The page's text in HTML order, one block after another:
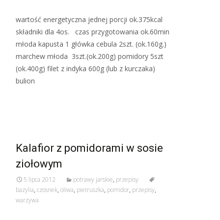
wartość energetyczna jednej porcji ok.375kcal
składniki dla 4os. czas przygotowania ok.60min
młoda kapusta 1 główka cebula 2szt. (ok.160g.)
marchew młoda 3szt.(ok.200g) pomidory 5szt
(ok.400g) filet z indyka 600g (lub z kurczaka)
bulion
Kalafior z pomidorami w sosie
ziołowym
5 lipca 2012 potrawy jarskie, przepisy
bazylia, czosnek, oliwa, pietruszka, pomidor, przepisy,
warzywa